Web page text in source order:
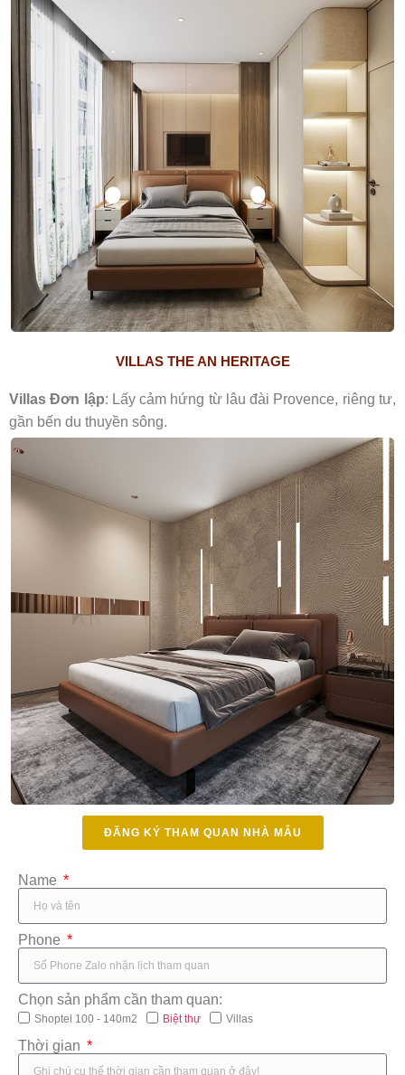
VILLAS THE AN HERITAGE
Villas Đơn lập: Lấy cảm hứng từ lâu đài Provence, riêng tư,
gần bến du thuyền sông.
ĐĂNG KÝ THAM QUAN NHÀ MẪU
Name
Phone
Chọn sản phẩm cần tham quan:
Shoptel 100 - 140m2 Biệt thự Villas
Thời gian